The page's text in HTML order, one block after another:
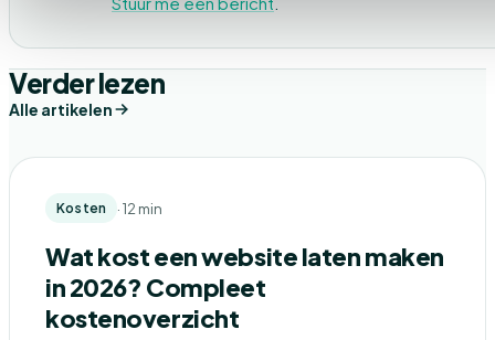
Verder lezen
Alle artikelen
Kosten · 12 min
Wat kost een website laten maken
in 2026? Compleet
kostenoverzicht